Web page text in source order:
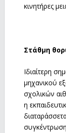
κινητήρες
Στάθμη
Ιδιαίτερη
μηχανικού
σχολικών
η